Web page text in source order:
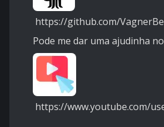
https://github.com/
Pode me dar uma ajudinha
https://www.youtube.com/